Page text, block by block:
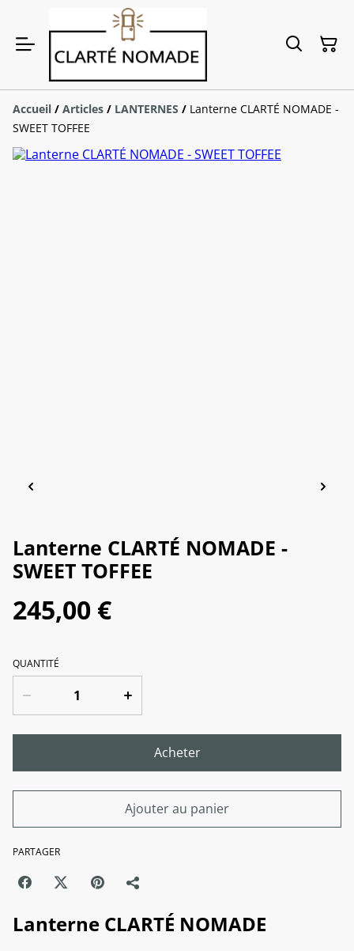
Accueil / Articles / LANTERNES / Lanterne CLARTÉ NOMADE -
SWEET TOFFEE
Lanterne CLARTÉ NOMADE -
SWEET TOFFEE
245,00 €
QUANTITÉ
Acheter
Ajouter au panier
PARTAGER
Lanterne CLARTÉ NOMADE